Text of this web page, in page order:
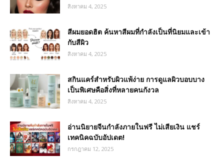
สิงหาคม 4, 2025
สีผมยอดฮิต ค้นหาสีผมที่กำลังเป็นที่นิยมและเข้า
กับสีผิว
สิงหาคม 4, 2025
สกินแคร์สำหรับผิวแพ้ง่าย การดูแลผิวบอบบาง
เป็นพิเศษคือสิ่งที่หลายคนกังวล
สิงหาคม 4, 2025
อ่านนิยายจีนกำลังภายในฟรี ไม่เสียเงิน แชร์
เทคนิคฉบับอัปเดต!
กรกฎาคม 12, 2025